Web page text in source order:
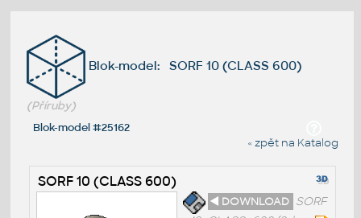
Blok-model: SORF 10 (CLASS 600)
(Příruby)
Blok-model #25162
« zpět na Katalog
SORF 10 (CLASS 600)
◄ DOWNLOAD SORF